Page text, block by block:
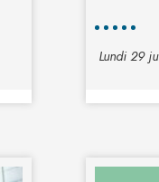
Lundi 29